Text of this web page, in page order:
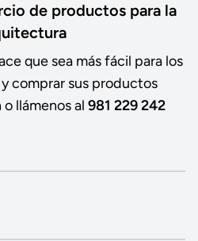
de productos para la
que sea más fácil para los
comprar sus productos
llámenos al 981 229 242